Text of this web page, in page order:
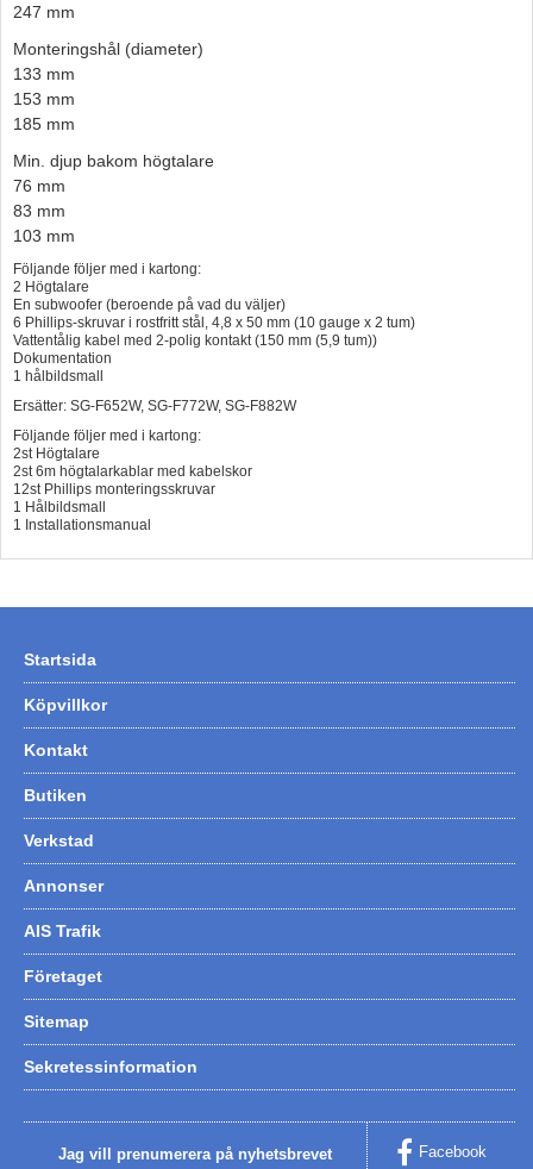
247 mm
Monteringshål (diameter)
133 mm
153 mm
185 mm
Min. djup bakom högtalare
76 mm
83 mm
103 mm
Följande följer med i kartong:
2 Högtalare
En subwoofer (beroende på vad du väljer)
6 Phillips-skruvar i rostfritt stål, 4,8 x 50 mm (10 gauge x 2 tum)
Vattentålig kabel med 2-polig kontakt (150 mm (5,9 tum))
Dokumentation
1 hålbildsmall
Ersätter: SG-F652W, SG-F772W, SG-F882W
Följande följer med i kartong:
2st Högtalare
2st 6m högtalarkablar med kabelskor
12st Phillips monteringsskruvar
1 Hålbildsmall
1 Installationsmanual
Startsida
Köpvillkor
Kontakt
Butiken
Verkstad
Annonser
AIS Trafik
Företaget
Sitemap
Sekretessinformation
Jag vill prenumerera på nyhetsbrevet Facebook